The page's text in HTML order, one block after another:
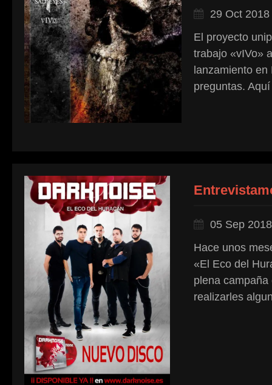
29 Oct 2018
El proyecto
trabajo «vIVo»
lanzamiento
preguntas.
05 Sep 2018
Hace unos
«El Eco del
plena
realizarles